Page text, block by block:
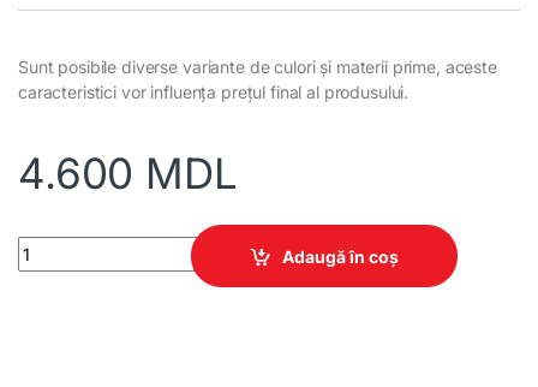
Sunt posibile diverse variante de culori și materii prime, aceste
caracteristici vor influența prețul final al produsului.
4.600 MDL
Canapea N-1 M 1750x850 quantity
Adaugă în coș